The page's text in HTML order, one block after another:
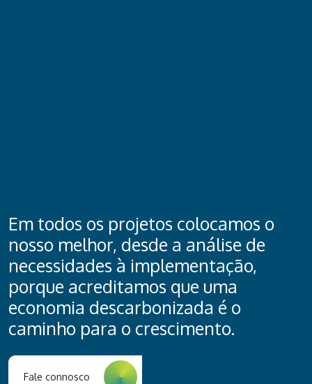
Em todos os projetos colocamos o
nosso melhor, desde a análise de
necessidades à implementação,
porque acreditamos que uma
economia descarbonizada é o
caminho para o crescimento.
Fale connosco